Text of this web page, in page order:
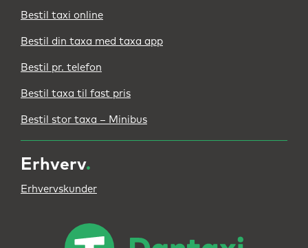
Bestil taxi online
Bestil din taxa med taxa app
Bestil pr. telefon
Bestil taxa til fast pris
Bestil stor taxa – Minibus
Erhverv.
Erhvervskunder